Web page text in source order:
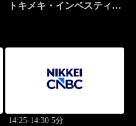
トキメキ・インベスティン
14:25-14:30 5分